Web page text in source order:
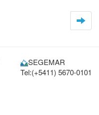
SEGEMAR
Tel:(+5411) 5670-0101